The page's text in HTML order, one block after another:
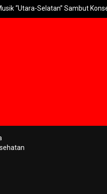
Selatan” Sambut Konser 30 Tahun